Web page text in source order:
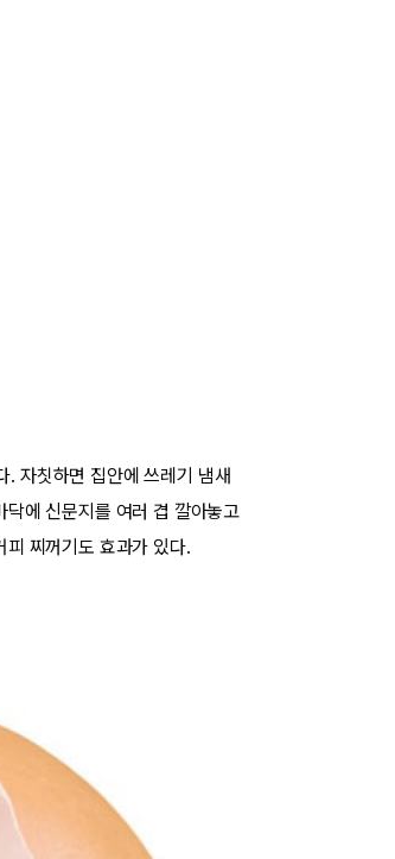
. 자칫하면 집안에 쓰레기 냄새
에 신문지를 여러 겹 깔아놓고
찌꺼기도 효과가 있다.